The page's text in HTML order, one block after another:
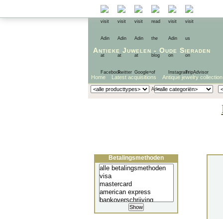
Antieke Juwelen - Oude Sieraden
Home Latest acquisitions Antique jewelry collection
Betalingsmethoden